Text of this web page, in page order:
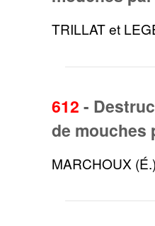
TRILLAT et
612 -
de mouches
MARCHOUX (É.)